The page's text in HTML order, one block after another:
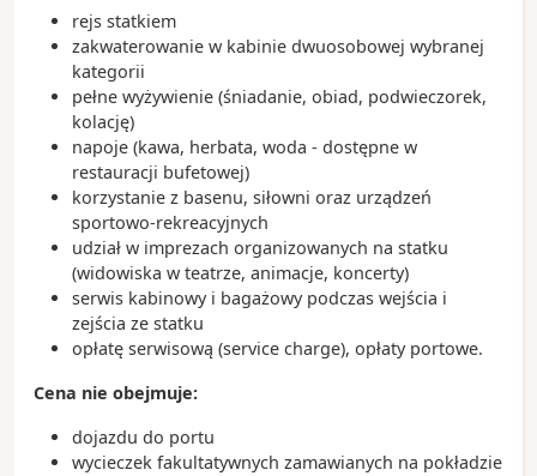
rejs statkiem
zakwaterowanie w kabinie dwuosobowej wybranej
kategorii
pełne wyżywienie (śniadanie, obiad, podwieczorek,
kolację)
napoje (kawa, herbata, woda - dostępne w
restauracji bufetowej)
korzystanie z basenu, siłowni oraz urządzeń
sportowo-rekreacyjnych
udział w imprezach organizowanych na statku
(widowiska w teatrze, animacje, koncerty)
serwis kabinowy i bagażowy podczas wejścia i
zejścia ze statku
opłatę serwisową (service charge), opłaty portowe.
Cena nie obejmuje:
dojazdu do portu
wycieczek fakultatywnych zamawianych na pokładzie